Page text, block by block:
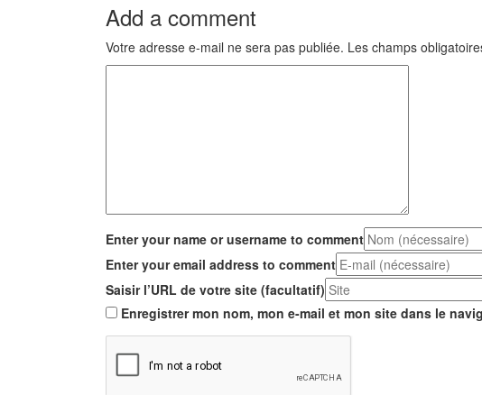
Add a comment
Votre adresse e-mail ne sera pas publiée. Les champs
Enter your name or username to comment
Enter your email address to comment
Saisir l’URL de votre site (facultatif)
Enregistrer mon nom, mon e-mail et mon site dans le